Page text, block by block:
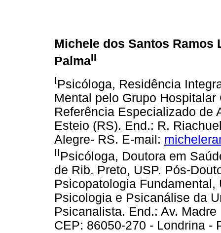
Michele dos Santos Ramos
PalmaII
IPsicóloga, Residência
Mental pelo Grupo
Referência Especializado de
Esteio (RS). End.: R.
Alegre- RS. E-mail:
IIPsicóloga, Doutora em
de Rib. Preto, USP. Pós-
Psicopatologia
Psicologia e Psicanálise da
Psicanalista. End.: Av.
CEP: 86050-270 - Londrina -